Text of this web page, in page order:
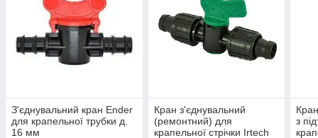
З'єднувальний кран Ender
для крапельної трубки д.
16 мм
Кран з'єднувальний
(ремонтний) для
крапельної стрічки Irtech
з